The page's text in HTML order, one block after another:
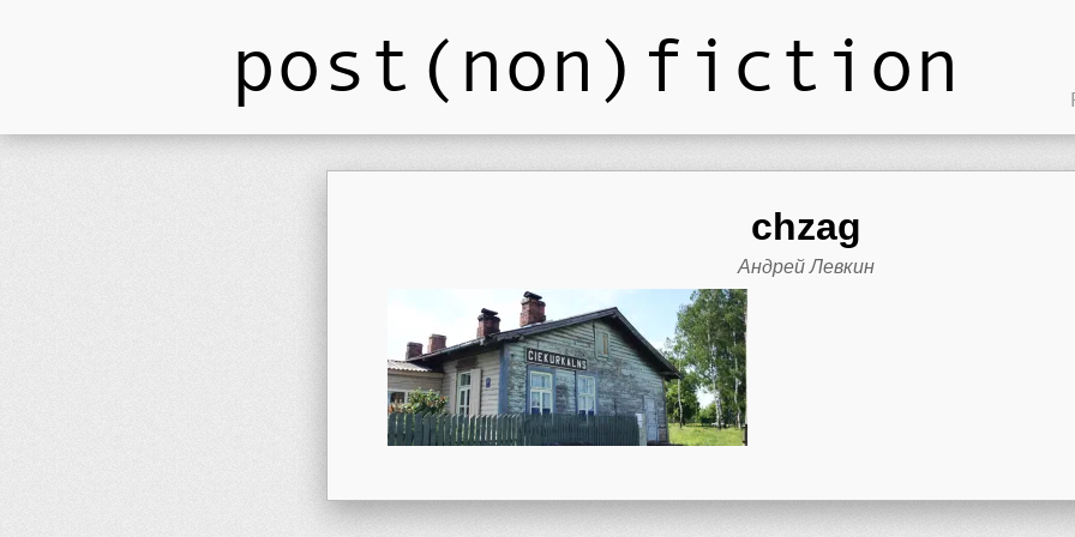
post(non)fiction
chzag
Андрей Левкин